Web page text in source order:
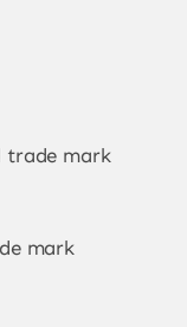
trade mark
mark